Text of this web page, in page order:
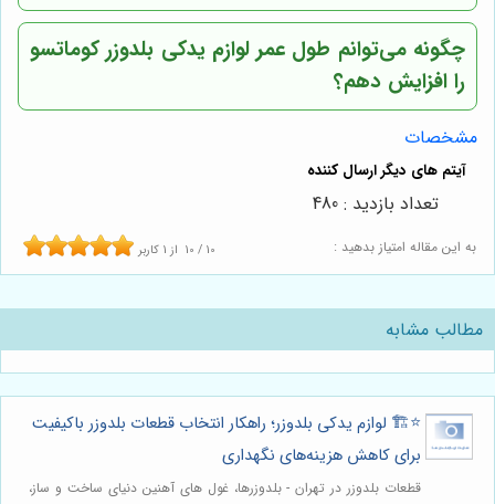
چگونه می‌توانم طول عمر لوازم یدکی بلدوزر کوماتسو
را افزایش دهم؟
مشخصات
به این مقاله امتیاز بدهید : 10 / 10 از 1 کاربر
تعداد بازدید : 480
مطالب مشابه
⭐️🏗️ لوازم یدکی بلدوزر؛ راهکار انتخاب قطعات بلدوزر باکیفیت
برای کاهش هزینه‌های نگهداری
قطعات بلدوزر در تهران - بلدوزرها، غول های آهنین دنیای ساخت و ساز،